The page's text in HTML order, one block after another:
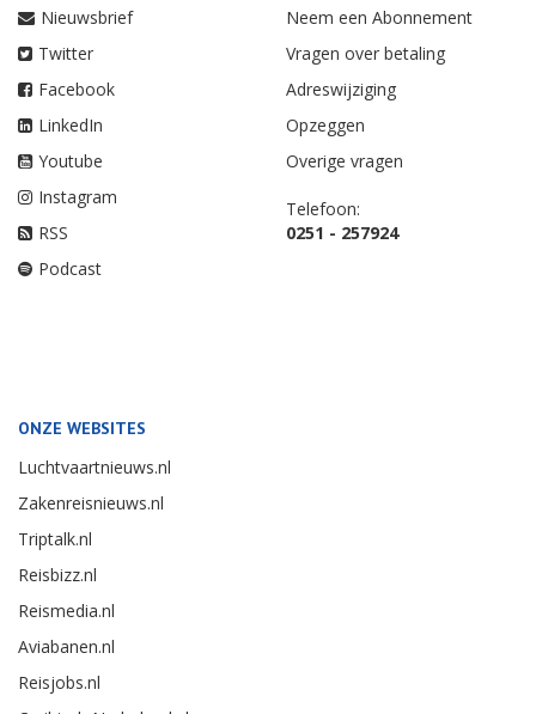
Nieuwsbrief
Twitter
Facebook
LinkedIn
Youtube
Instagram
RSS
Podcast
Neem een Abonnement
Vragen over betaling
Adreswijziging
Opzeggen
Overige vragen
Telefoon:
0251 - 257924
ONZE WEBSITES
Luchtvaartnieuws.nl
Zakenreisnieuws.nl
Triptalk.nl
Reisbizz.nl
Reismedia.nl
Aviabanen.nl
Reisjobs.nl